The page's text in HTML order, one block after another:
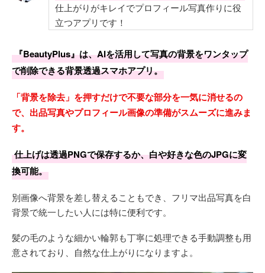
仕上がりがキレイでプロフィール写真作りに役
立つアプリです！
『BeautyPlus』は、AIを活用して写真の背景をワンタップ
で削除できる背景透過スマホアプリ。
「背景を除去」を押すだけで不要な部分を一気に消せるの
で、出品写真やプロフィール画像の準備がスムーズに進みま
す。
仕上げは透過PNGで保存するか、白や好きな色のJPGに変
換可能。
別画像へ背景を差し替えることもでき、フリマ出品写真を白
背景で統一したい人には特に便利です。
髪の毛のような細かい輪郭も丁寧に処理できる手動調整も用
意されており、自然な仕上がりになりますよ。